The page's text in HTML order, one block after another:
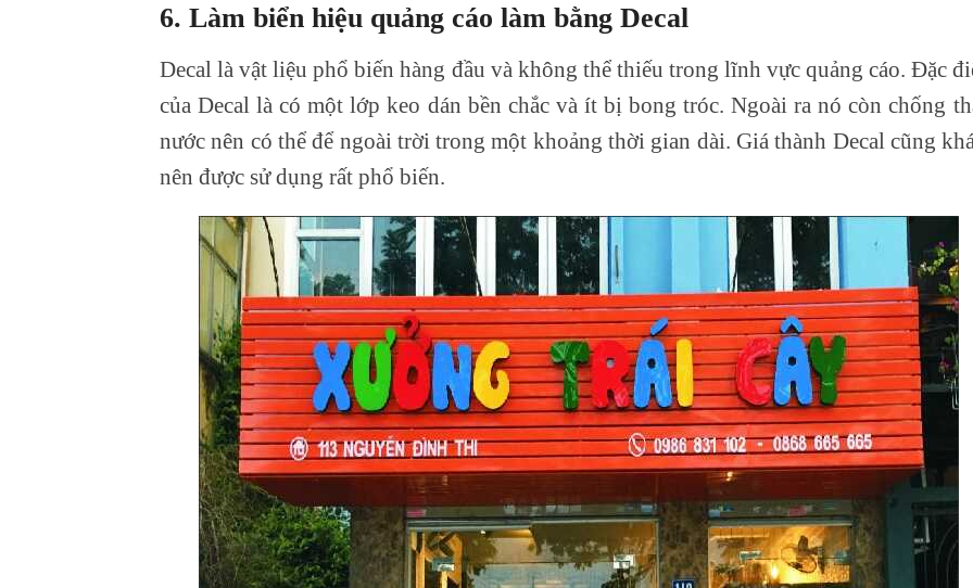
6. Làm biển hiệu quảng cáo làm bằng Decal
Decal là vật liệu phổ biến hàng đầu và không thể thiếu trong lĩnh vực quảng cáo. Đặc
của Decal là có một lớp keo dán bền chắc và ít bị bong tróc. Ngoài ra nó còn chống
nước nên có thể để ngoài trời trong một khoảng thời gian dài. Giá thành Decal cũng
nên được sử dụng rất phổ biến.